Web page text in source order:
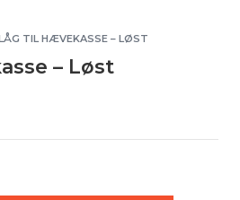
TIL HÆVEKASSE – LØST
– Løst